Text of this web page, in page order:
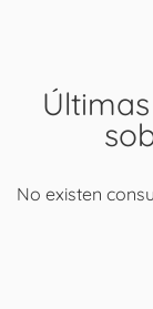
No existen